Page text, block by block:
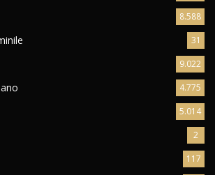
8.588
31
9.022
4.775
5.014
2
117